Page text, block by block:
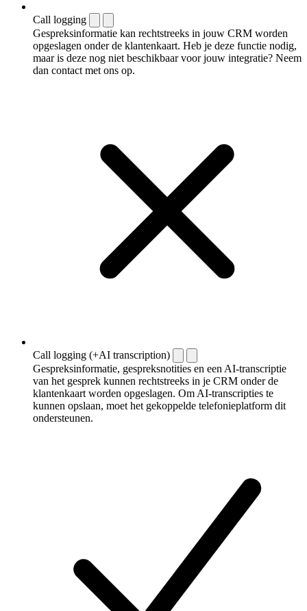
Call logging
Gespreksinformatie kan rechtstreeks in jouw CRM worden
opgeslagen onder de klantenkaart. Heb je deze functie nodig,
maar is deze nog niet beschikbaar voor jouw integratie? Neem
dan contact met ons op.
Call logging (+AI transcription)
Gespreksinformatie, gespreksnotities en een AI-transcriptie
van het gesprek kunnen rechtstreeks in je CRM onder de
klantenkaart worden opgeslagen. Om AI-transcripties te
kunnen opslaan, moet het gekoppelde telefonieplatform dit
ondersteunen.